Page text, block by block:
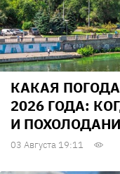
КАКАЯ
2026 ГОДА:
И
03 Августа 19:11